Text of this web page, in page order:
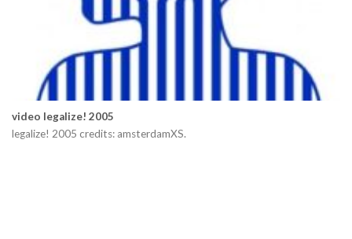
video legalize! 2005
legalize! 2005 credits: amsterdamXS.